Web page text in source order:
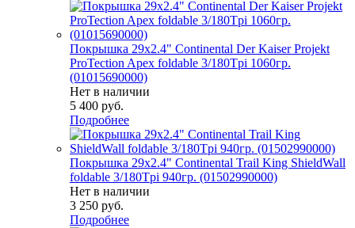
Покрышка 29x2.4" Continental Der Kaiser Projekt
ProTection Apex foldable 3/180Tpi 1060гр.
(01015690000)
Нет в наличии
5 400 руб.
Подробнее
Покрышка 29x2.4" Continental Trail King ShieldWall
foldable 3/180Tpi 940гр. (01502990000)
Нет в наличии
3 250 руб.
Подробнее